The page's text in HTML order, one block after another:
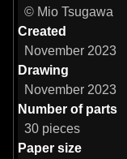
© Mio Tsugawa
Created
November 2023
Drawing
November 2023
Number of parts
30 pieces
Paper size